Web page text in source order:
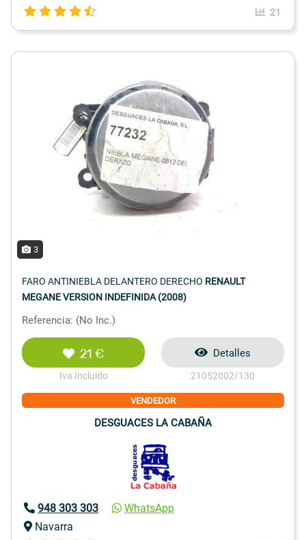
21
3
FARO ANTINIEBLA DELANTERO DERECHO RENAULT
MEGANE VERSION INDEFINIDA (2008)
Referencia: (No Inc.)
21 €
Iva Incluido
Detalles
21052002/130
VENDEDOR
DESGUACES LA CABAÑA
948 303 303
WhatsApp
Navarra